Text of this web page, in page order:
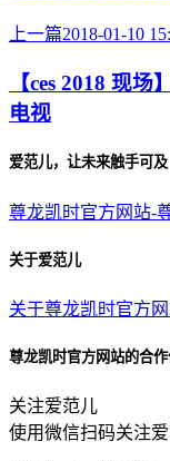
上一篇2018-01-10
【ces 2018 现
电视
爱范儿，让未来触手可及
尊龙凯时官方网站-
关于爱范儿
关于尊龙凯时官方
尊龙凯时官方网站的合
关注爱范儿
使用微信扫码关注